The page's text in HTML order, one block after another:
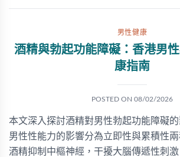
男性健康
酒精與勃起功能障礙：香港男
康指南
POSTED ON 08/02/2026
本文深入探討酒精對男性勃起功能障礙
男性性能力的影響分為立即性與累積性兩
酒精抑制中樞神經，干擾大腦傳遞性刺